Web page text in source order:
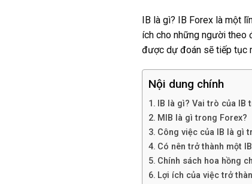
IB là gì? IB Forex là một
ích cho những người theo
được dự đoán sẽ tiếp tục
Nội dung chính
IB là gì? Vai trò của IB
MIB là gì trong Forex?
Công việc của IB là gì
Có nên trở thành một
Chính sách hoa hồng
Lợi ích của việc trở